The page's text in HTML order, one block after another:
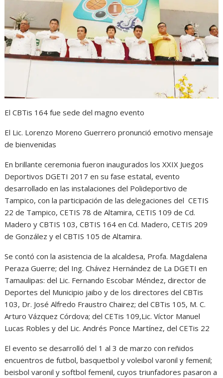
A
p
p
o
k
g
e
r
a
El CBTis 164 fue sede del magno evento
El Lic. Lorenzo Moreno Guerrero pronunció emotivo mensaje
de bienvenidas
En brillante ceremonia fueron inaugurados los XXIX Juegos
Deportivos DGETI 2017 en su fase estatal, evento
desarrollado en las instalaciones del Polideportivo de
Tampico, con la participación de las delegaciones del CETIS
22 de Tampico, CETIS 78 de Altamira, CETIS 109 de Cd.
Madero y CBTIS 103, CBTIS 164 en Cd. Madero, CETIS 209
de González y el CBTIS 105 de Altamira.
Se contó con la asistencia de la alcaldesa, Profa. Magdalena
Peraza Guerre; del Ing. Chávez Hernández de La DGETI en
Tamaulipas: del Lic. Fernando Escobar Méndez, director de
Deportes del Municipio jaibo y de los directores del CBTis
103, Dr. José Alfredo Fraustro Chairez; del CBTis 105, M. C.
Arturo Vázquez Córdova; del CETis 109,Lic. Víctor Manuel
Lucas Robles y del Lic. Andrés Ponce Martínez, del CETis 22
El evento se desarrolló del 1 al 3 de marzo con reñidos
encuentros de futbol, basquetbol y voleibol varonil y femenil;
beisbol varonil y softbol femenil, cuyos triunfadores pasaron a